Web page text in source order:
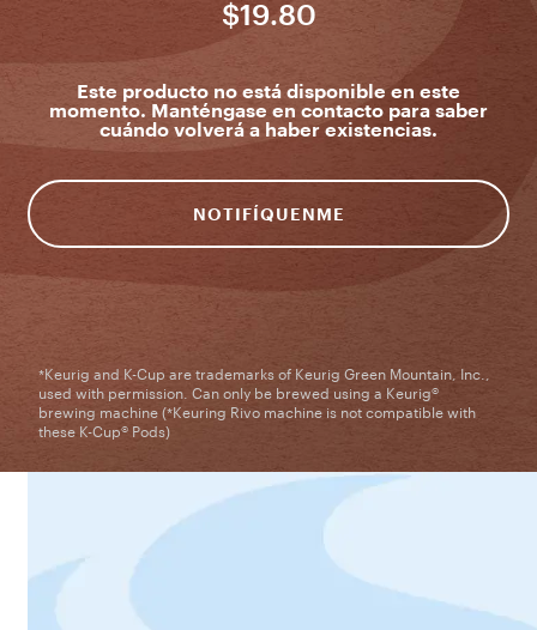
$19.80
Este producto no está disponible en este
momento. Manténgase en contacto para saber
cuándo volverá a haber existencias.
NOTIFÍQUENME
*Keurig and K-Cup are trademarks of Keurig Green Mountain, Inc.,
used with permission. Can only be brewed using a Keurig®
brewing machine (*Keuring Rivo machine is not compatible with
these K-Cup® Pods)